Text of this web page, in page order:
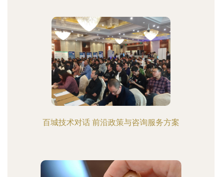
百城技术对话 前沿政策与咨询服务方案